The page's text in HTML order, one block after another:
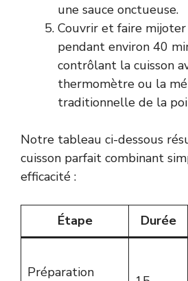
une sauce onctueuse.
Couvrir et faire
pendant environ 40
contrôlant la cuisson
thermomètre ou la
traditionnelle de la
Notre tableau ci-dessous
cuisson parfait combinant
efficacité :
Étape Durée
Préparation